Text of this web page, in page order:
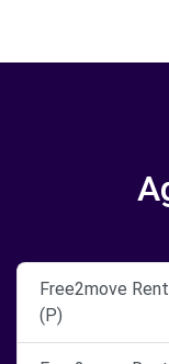
Free2move
(P)